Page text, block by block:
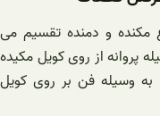
مکنده و دمنده تقسیم می
پروانه از روی کویل مکیده
وسیله فن بر روی کویل